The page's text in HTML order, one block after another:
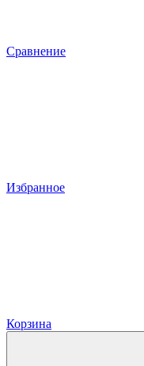
Сравнение
Избранное
Корзина